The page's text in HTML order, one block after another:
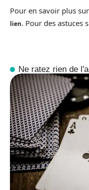
Pour en savoir plus
lien. Pour des astuces
Ne ratez rien de